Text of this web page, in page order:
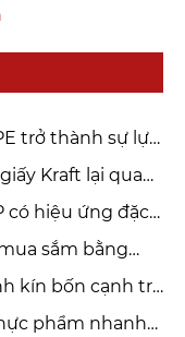
trở thành sự lựa
đóng gói hiện
Kraft lại quan
hiện đại?
có hiệu ứng đặc
chơi cho bao bì
sắm bằng
vững?
kín bốn cạnh trở
bì sản phẩm
phẩm nhanh